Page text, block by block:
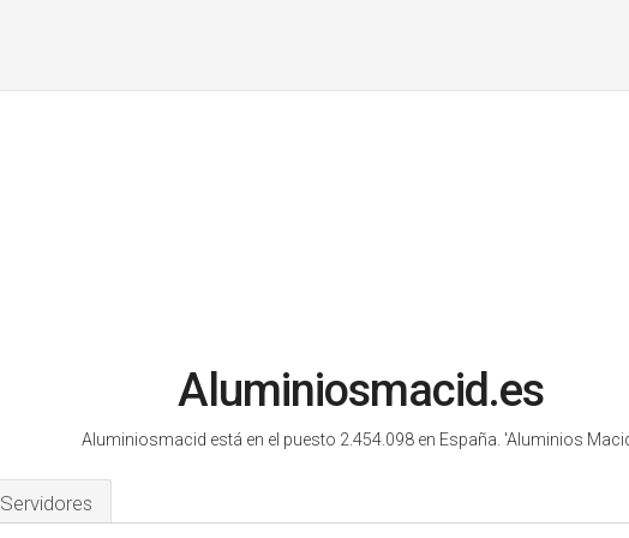
Aluminiosmacid.es
Aluminiosmacid está en el puesto 2.454.098 en España. 'Aluminios
Servidores